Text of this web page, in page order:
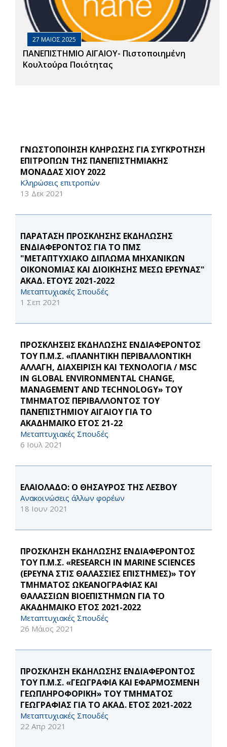
27 ΜΑΙΟΣ 2025
ΠΑΝΕΠΙΣΤΗΜΙΟ ΑΙΓΑΙΟΥ- Πιστοποιημένη
Κουλτούρα Ποιότητας
ΓΝΩΣΤΟΠΟΙΗΣΗ ΚΛΗΡΩΣΗΣ ΓΙΑ ΣΥΓΚΡΟΤΗΣΗ
ΕΠΙΤΡΟΠΩΝ ΤΗΣ ΠΑΝΕΠΙΣΤΗΜΙΑΚΗΣ
ΜΟΝΑΔΑΣ ΧΙΟΥ 2022
Κληρώσεις επιτροπών
13 Δεκ 2021
ΠΑΡΑΤΑΣΗ ΠΡΟΣΚΛΗΣΗΣ ΕΚΔΗΛΩΣΗΣ
ΕΝΔΙΑΦΕΡΟΝΤΟΣ ΓΙΑ ΤΟ ΠΜΣ
"ΜΕΤΑΠΤΥΧΙΑΚΟ ΔΙΠΛΩΜΑ ΜΗΧΑΝΙΚΩΝ
ΟΙΚΟΝΟΜΙΑΣ ΚΑΙ ΔΙΟΙΚΗΣΗΣ ΜΕΣΩ ΕΡΕΥΝΑΣ"
ΑΚΑΔ. ΕΤΟΥΣ 2021-2022
Μεταπτυχιακές Σπουδές
1 Σεπ 2021
ΠΡΟΣΚΛΗΣΕΙΣ ΕΚΔΗΛΩΣΗΣ ΕΝΔΙΑΦΕΡΟΝΤΟΣ
ΤΟΥ Π.Μ.Σ. «ΠΛΑΝΗΤΙΚΗ ΠΕΡΙΒΑΛΛΟΝΤΙΚΗ
ΑΛΛΑΓΗ, ΔΙΑΧΕΙΡΙΣΗ ΚΑΙ ΤΕΧΝΟΛΟΓΙΑ / MSC
IN GLOBAL ENVIRONMENTAL CHANGE,
MANAGEMENT AND TECHNOLOGY» ΤΟΥ
ΤΜΗΜΑΤΟΣ ΠΕΡΙΒΑΛΛΟΝΤΟΣ ΤΟΥ
ΠΑΝΕΠΙΣΤΗΜΙΟΥ ΑΙΓΑΙΟΥ ΓΙΑ ΤΟ
ΑΚΑΔΗΜΑΪΚΟ ΕΤΟΣ 21-22
Μεταπτυχιακές Σπουδές
6 Ιουλ 2021
ΕΛΑΙΟΛΑΔΟ: Ο ΘΗΣΑΥΡΟΣ ΤΗΣ ΛΕΣΒΟΥ
Ανακοινώσεις άλλων φορέων
18 Ιουν 2021
ΠΡΟΣΚΛΗΣΗ ΕΚΔΗΛΩΣΗΣ ΕΝΔΙΑΦΕΡΟΝΤΟΣ
ΤΟΥ Π.Μ.Σ. «RESEARCH IN MARINE SCIENCES
(ΕΡΕΥΝΑ ΣΤΙΣ ΘΑΛΑΣΣΙΕΣ ΕΠΙΣΤΗΜΕΣ)» ΤΟΥ
ΤΜΗΜΑΤΟΣ ΩΚΕΑΝΟΓΡΑΦΙΑΣ ΚΑΙ
ΘΑΛΑΣΣΙΩΝ ΒΙΟΕΠΙΣΤΗΜΩΝ ΓΙΑ ΤΟ
ΑΚΑΔΗΜΑΙΚΟ ΕΤΟΣ 2021-2022
Μεταπτυχιακές Σπουδές
26 Μάιος 2021
ΠΡΟΣΚΛΗΣΗ ΕΚΔΗΛΩΣΗΣ ΕΝΔΙΑΦΕΡΟΝΤΟΣ
ΤΟΥ Π.Μ.Σ. «ΓΕΩΓΡΑΦΙΑ ΚΑΙ ΕΦΑΡΜΟΣΜΕΝΗ
ΓΕΩΠΛΗΡΟΦΟΡΙΚΗ» ΤΟΥ ΤΜΗΜΑΤΟΣ
ΓΕΩΓΡΑΦΙΑΣ ΓΙΑ ΤΟ ΑΚΑΔ. ΕΤΟΣ 2021-2022
Μεταπτυχιακές Σπουδές
22 Απρ 2021